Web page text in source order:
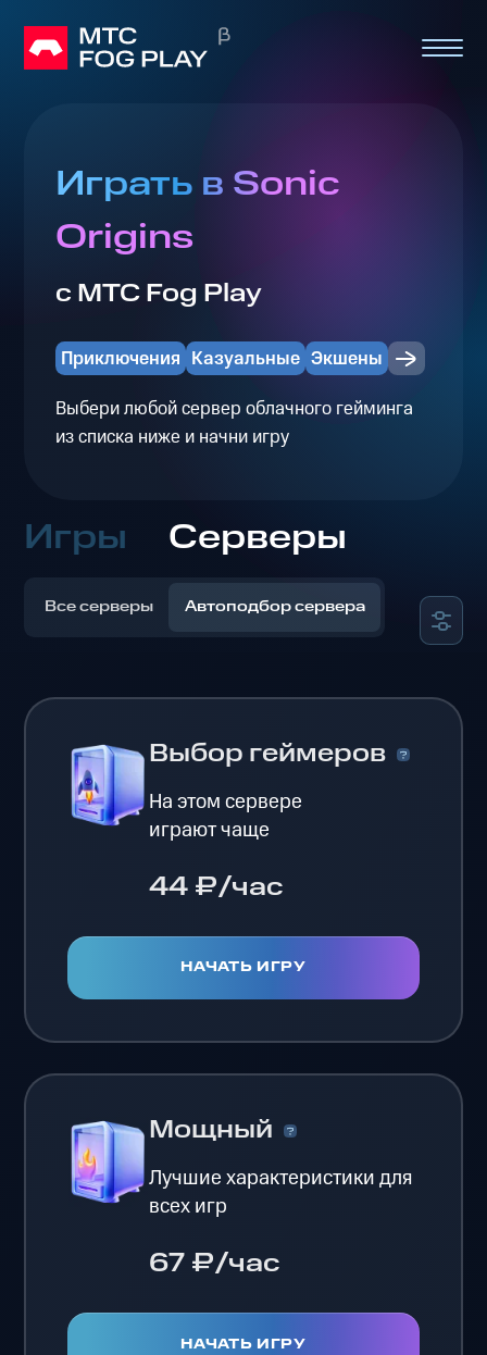
Играть в Sonic
Origins
с МТС Fog Play
Приключения Казуальные Экшены
Выбери любой сервер облачного гейминга
из списка ниже и начни игру
Игры Серверы
Все серверы Автоподбор сервера
Выбор геймеров
На этом сервере
играют чаще
44 ₽/час
НАЧАТЬ ИГРУ
Мощный
Лучшие характеристики для
всех игр
67 ₽/час
НАЧАТЬ ИГРУ